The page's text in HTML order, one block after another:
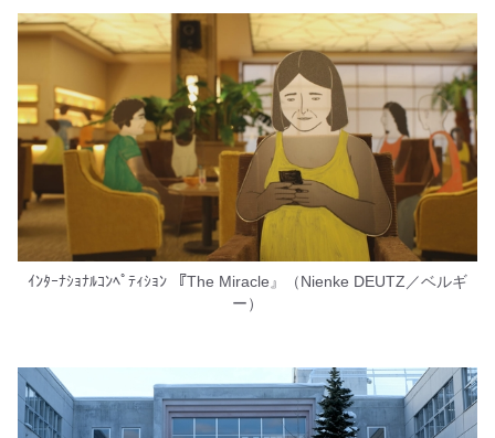
ｲﾝﾀｰﾅｼｮﾅﾙｺﾝﾍﾟﾃｨｼｮﾝ 『The Miracle』（Nienke DEUTZ／ベルギ
ー）